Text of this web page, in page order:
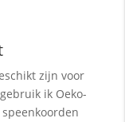
zijn voor
ik Oeko-